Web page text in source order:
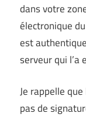
dans votre
électronique
est
serveur qui l’a
Je rappelle
pas de